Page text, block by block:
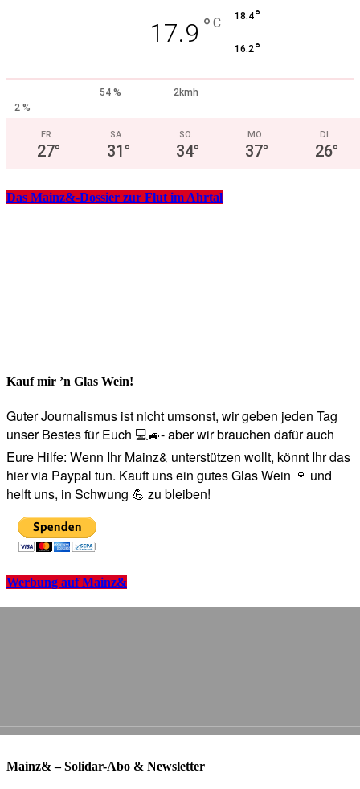
17.9 ° C 18.4°
16.2°
54 %
2kmh
2 %
FR.
27°
SA.
31°
SO.
34°
MO.
37°
DI.
26°
Das Mainz&-Dossier zur Flut im Ahrtal
Kauf mir ’n Glas Wein!
Guter Journalismus ist nicht umsonst, wir geben jeden Tag
unser Bestes für Euch 💻🚙- aber wir brauchen dafür auch
Eure Hilfe: Wenn Ihr Mainz& unterstützen wollt, könnt Ihr das
hier via Paypal tun. Kauft uns ein gutes Glas Wein 🍷 und
helft uns, in Schwung 💪 zu bleiben!
Werbung auf Mainz&
Mainz& – Solidar-Abo & Newsletter